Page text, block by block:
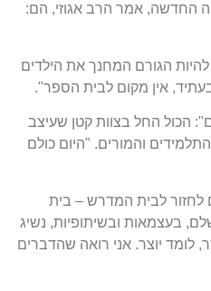
החדשה, אמר הרב אגוזי, הם:
הגורם המחנך את הילדים
אין מקום לבית הספר".
הכול החל בצוות קטן שעיצב
והמורים. "היום כולם
לחזור לבית המדרש – בית
בעצמאות ובשיתופיות, נשיג
לומד יוצר. אני רואה שהדברים